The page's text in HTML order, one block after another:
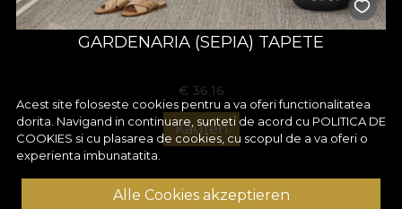
GARDENARIA (SEPIA) TAPETE
€ 36,16
Kaufen
Acest site foloseste cookies pentru a va oferi functionalitatea
dorita. Navigand in continuare, sunteti de acord cu POLITICA DE
COOKIES si cu plasarea de cookies, cu scopul de a va oferi o
experienta imbunatatita.
Alle Cookies akzeptieren